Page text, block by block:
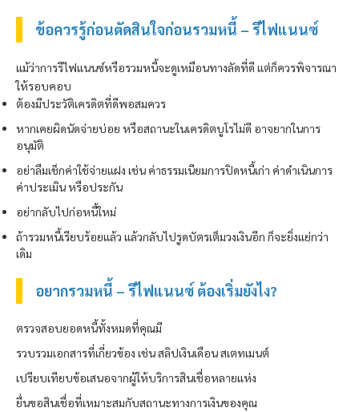
ข้อควรรู้ก่อนตัดสินใจก่อนรวมหนี้ – รีไฟแนนซ์
แม้ว่าการรีไฟแนนซ์หรือรวมหนี้จะดูเหมือนทางลัดที่ดี แต่ก็ควรพิจารณา
ให้รอบคอบ
ต้องมีประวัติเครดิตที่ดีพอสมควร
หากเคยผิดนัดจ่ายบ่อย หรือสถานะในเครดิตบูโรไม่ดี อาจยากในการ
อนุมัติ
อย่าลืมเช็กค่าใช้จ่ายแฝง เช่น ค่าธรรมเนียมการปิดหนี้เก่า ค่าดำเนินการ
ค่าประเมิน หรือประกัน
อย่ากลับไปก่อหนี้ใหม่
ถ้ารวมหนี้เรียบร้อยแล้ว แล้วกลับไปรูดบัตรเต็มวงเงินอีก ก็จะยิ่งแย่กว่า
เดิม
อยากรวมหนี้ – รีไฟแนนซ์ ต้องเริ่มยังไง?
ตรวจสอบยอดหนี้ทั้งหมดที่คุณมี
รวบรวมเอกสารที่เกี่ยวข้อง เช่น สลิปเงินเดือน สเตทเมนต์
เปรียบเทียบข้อเสนอจากผู้ให้บริการสินเชื่อหลายแห่ง
ยื่นขอสินเชื่อที่เหมาะสมกับสถานะทางการเงินของคุณ